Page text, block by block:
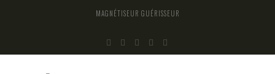
MAGNÉTISEUR GUÉRISSEUR